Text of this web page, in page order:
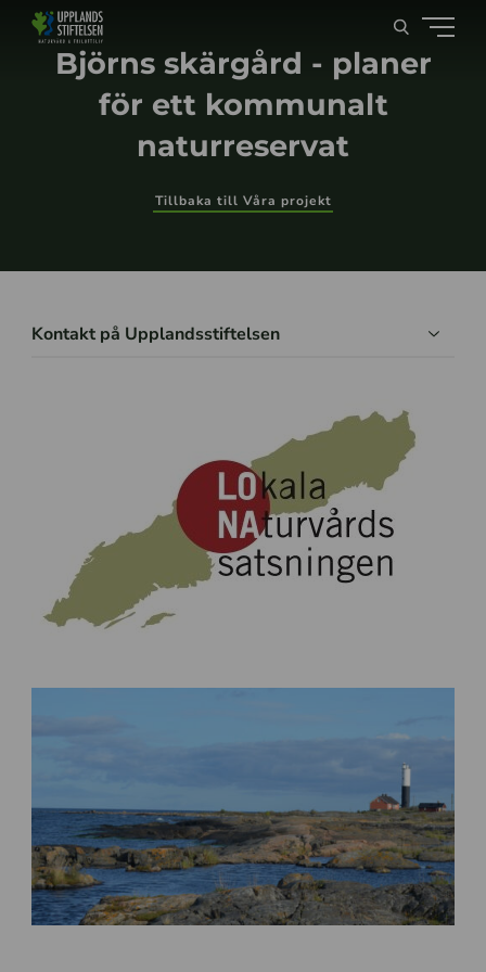
Björns skärgård - planer
för ett kommunalt
naturreservat
Tillbaka till Våra projekt
Kontakt på Upplandsstiftelsen